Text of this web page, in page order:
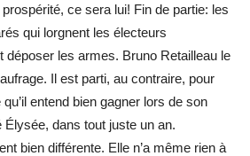
prospérité, ce sera lui! Fin de partie: les
qui lorgnent les électeurs
déposer les armes. Bruno Retailleau le
Il est parti, au contraire, pour
entend bien gagner lors de son
dans tout juste un an.
bien différente. Elle n’a même rien à